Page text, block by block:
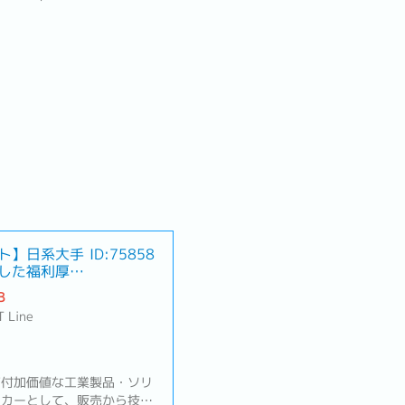
】日系大手
た福利厚
ID:75858
Line
加価値な工業製品・ソリ
ーとして、販売から技術